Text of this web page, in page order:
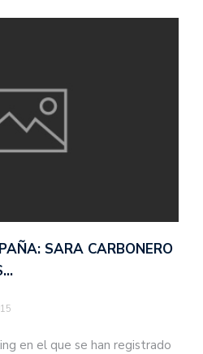
SARA CARBONERO
en el que se han registrado